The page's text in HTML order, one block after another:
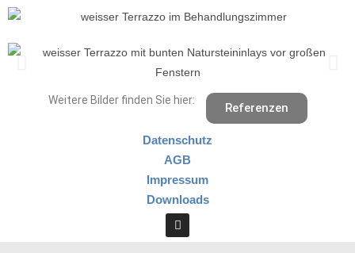
Weitere Bilder finden Sie hier:
Referenzen
Datenschutz
AGB
Impressum
Downloads